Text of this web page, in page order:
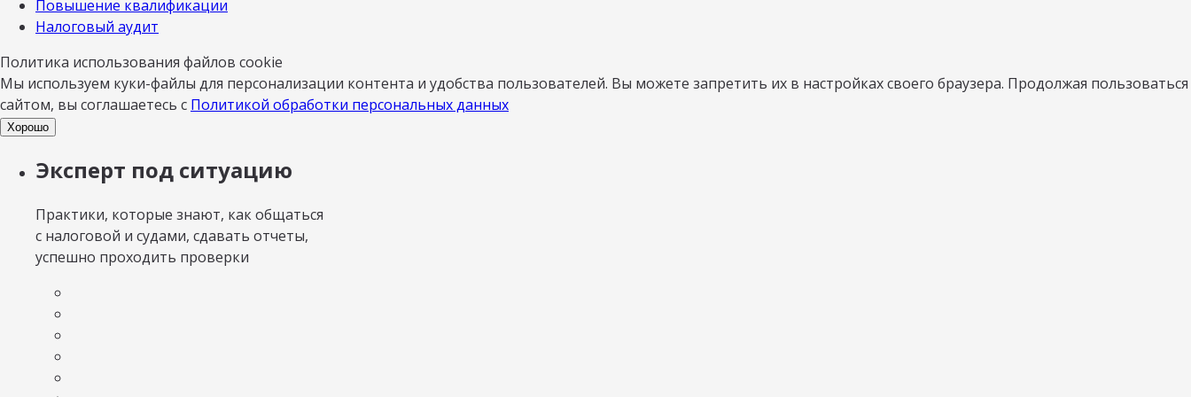
Повышение квалификации
Налоговый аудит
Политика использования файлов cookie
Мы используем куки-файлы для персонализации контента и удобства пользователей. Вы можете запретить их в настройках своего браузера. Продолжая пользоваться
сайтом, вы соглашаетесь с Политикой обработки персональных данных
Хорошо
Эксперт под ситуацию
Практики, которые знают, как общаться
с налоговой и судами, сдавать отчеты,
успешно проходить проверки